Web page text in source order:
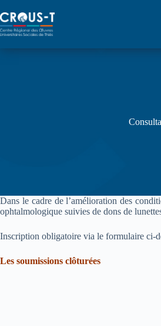
au
contenu
Dans le cadre de l’amélioration des
ophtalmologique suivies de dons de
Inscription obligatoire via le formulaire ci-
Les soumissions clôturées